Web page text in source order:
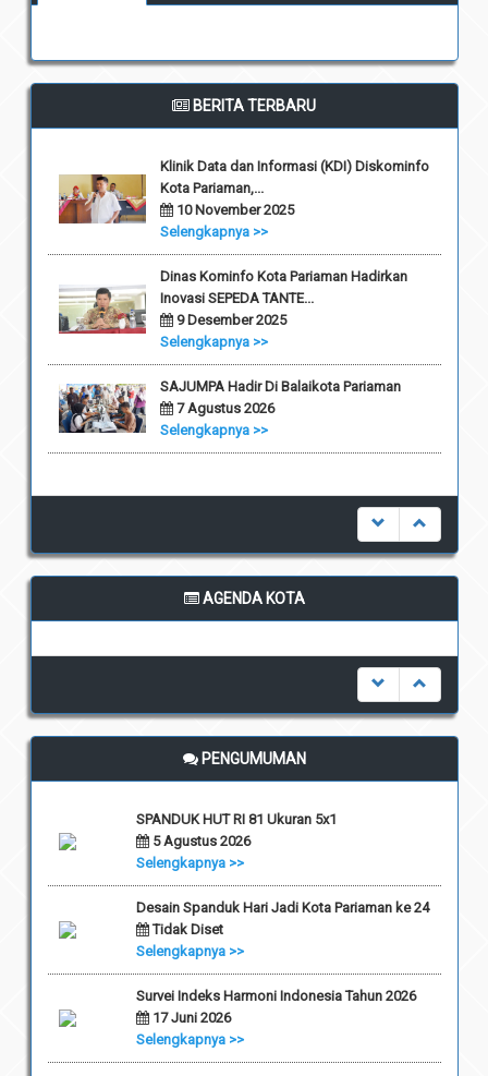
BERITA TERBARU
Klinik Data dan Informasi (KDI) Diskominfo
Kota Pariaman,...
10 November 2025
Selengkapnya >>
Dinas Kominfo Kota Pariaman Hadirkan
Inovasi SEPEDA TANTE...
9 Desember 2025
Selengkapnya >>
SAJUMPA Hadir Di Balaikota Pariaman
7 Agustus 2026
Selengkapnya >>
AGENDA KOTA
PENGUMUMAN
SPANDUK HUT RI 81 Ukuran 5x1
5 Agustus 2026
Selengkapnya >>
Desain Spanduk Hari Jadi Kota Pariaman ke 24
Tidak Diset
Selengkapnya >>
Survei Indeks Harmoni Indonesia Tahun 2026
17 Juni 2026
Selengkapnya >>